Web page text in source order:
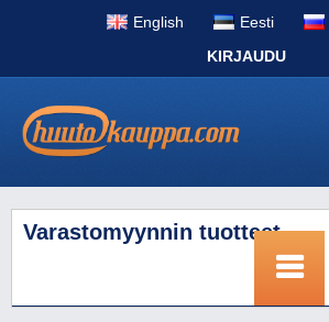
English Eesti
Pусский
Varastomyynnin tuotteet